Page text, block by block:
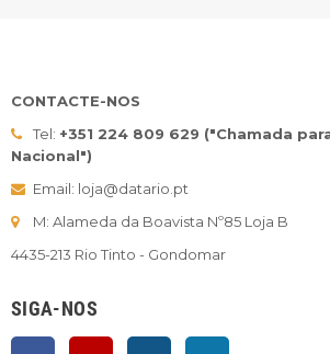
CONTACTE-NOS
Tel: +351 224 809 629 ("Chamada
Nacional")
Email: loja@datario.pt
M: Alameda da Boavista Nº85 Loja B
4435-213 Rio Tinto - Gondomar
SIGA-NOS
FacebookYouTube Instagram